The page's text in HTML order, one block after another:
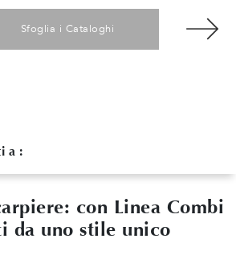
Sfoglia i Cataloghi
a :
con Linea Combi
da uno stile unico